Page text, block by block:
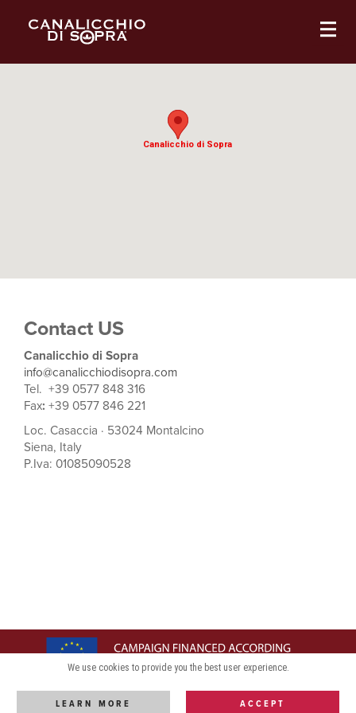
Canalicchio di Sopra
Canalicchio di Sopra
Contact US
Canalicchio di Sopra
info@canalicchiodisopra.com
Tel. +39 0577 848 316
Fax: +39 0577 846 221
Loc. Casaccia · 53024 Montalcino
Siena, Italy
P.Iva: 01085090528
We use cookies to provide you the best user experience.
LEARN MORE ACCEPT